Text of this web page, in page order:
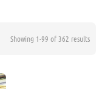
Showing 1-99 of 362 results